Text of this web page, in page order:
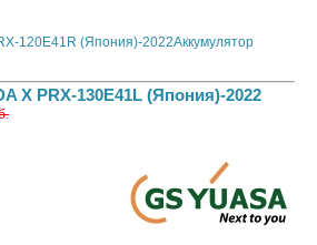
120E41R (Япония)-2022Аккумулятор
X PRX-130E41L (Япония)-2022